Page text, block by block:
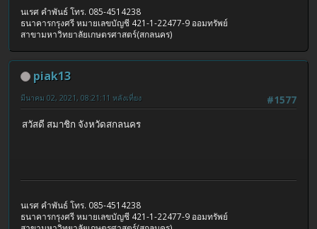
นเรศ คำพันธ์ โทร. 085-4514238
ธนาคารกรุงศรี หมายเลขบัญชี 421-1-22477-9 ออมทรัพย์
สาขามหาวิทยาลัยเกษตรศาสตร์(สกลนคร)
piak13
#1577
มีนาคม 02, 2021, 08:21:11 หลังเที่ยง
สวัสดี สมาชิก จังหวัดสกลนคร
นเรศ คำพันธ์ โทร. 085-4514238
ธนาคารกรุงศรี หมายเลขบัญชี 421-1-22477-9 ออมทรัพย์